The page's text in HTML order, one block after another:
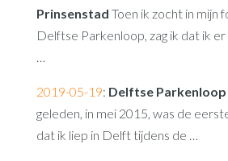
Prinsenstad Toen ik zocht in mijn
Delftse Parkenloop, zag ik dat ik
…
2019-05-19: Delftse Parkenloop
geleden, in mei 2015, was de
dat ik liep in Delft tijdens de …